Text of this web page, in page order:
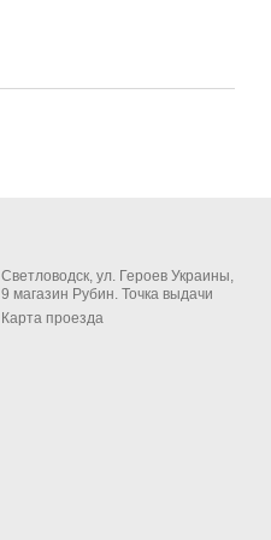
Светловодск, ул. Героев Украины,
9 магазин Рубин. Точка выдачи
Карта проезда